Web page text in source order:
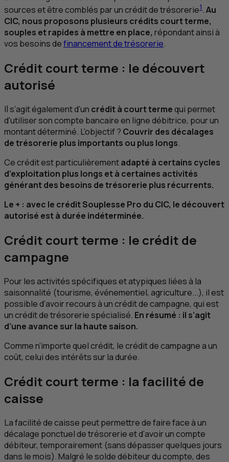
sources et être comblés par un crédit de trésorerie1.Au
CIC, nous proposons plusieurs crédits court terme,
souples et rapides à mettre en place, répondant ainsi à
vos besoins definancement de trésorerie.
Crédit court terme : le découvert
autorisé
Il s’agit également d’un crédit à court termequi permet
d'utiliser son compte bancaire en ligne débitrice, pour un
montant déterminé. L'objectif ? Couvrir des décalages
de trésorerie plus importants ou plus longs.
Ce crédit est particulièrementadapté à certains cycles
d’exploitation plus longs et à certaines activités
générant des besoins de trésorerie plus récurrents.
Le + : avec le crédit Souplesse Pro du CIC, le découvert
autorisé est à durée indéterminée.
Crédit court terme : le crédit de
campagne
Pour les activités spécifiques et atypiques liées à la
saisonnalité (tourisme, événementiel, agriculture...), il est
possible d’avoir recours à un crédit de campagne, qui est
un crédit de trésorerie spécialisé. En résumé : il s’agit
d’une avance sur la haute saison.
Comme n’importe quel crédit, le crédit de campagne a un
coût, celui des intérêts sur la durée.
Crédit court terme : la facilité de
caisse
La facilité de caisse peut permettre de faire face à un
décalage ponctuel de trésorerie et d’avoir un compte
débiteur, temporairement (sans dépasser quelques jours
dans le mois). Malgré le solde débiteur du compte, des